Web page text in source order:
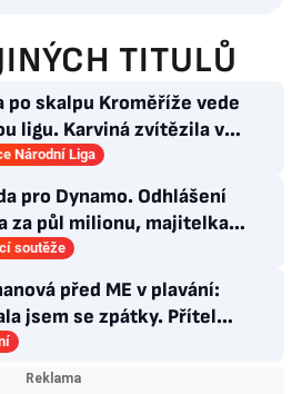
TITULŮ
po skalpu Kroměříže vede
ligu. Karviná zvítězila v
remíza Ústí
Národní Liga
pro Dynamo. Odhlášení
za půl milionu, majitelka
nabídku kraje
soutěže
před ME v plavání:
jsem se zpátky. Přítel
Motivuje mě